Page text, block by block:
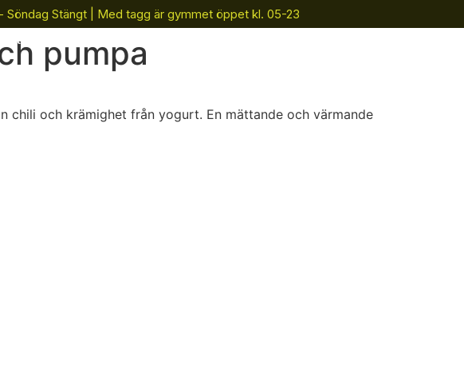
Stängt | Med tagg är gymmet öppet kl. 05-23
pumpa
och krämighet från yogurt. En mättande och värmande